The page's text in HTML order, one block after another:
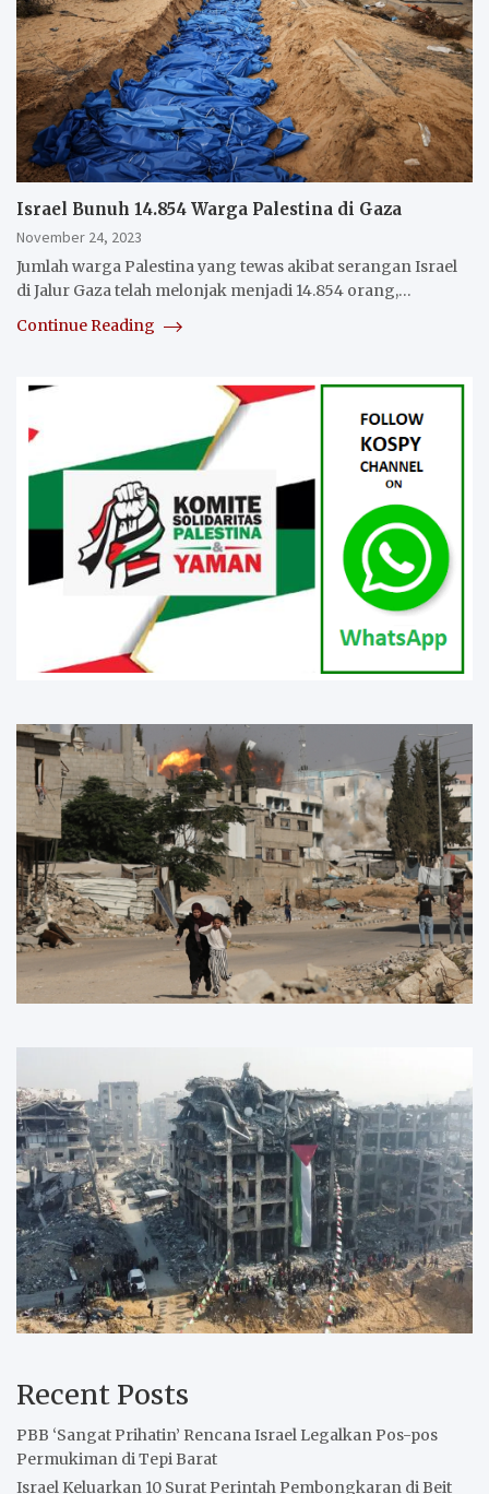
Israel Bunuh 14.854 Warga Palestina di Gaza
November 24, 2023
Jumlah warga Palestina yang tewas akibat serangan Israel
di Jalur Gaza telah melonjak menjadi 14.854 orang,…
Continue Reading
Recent Posts
PBB ‘Sangat Prihatin’ Rencana Israel Legalkan Pos-pos
Permukiman di Tepi Barat
Israel Keluarkan 10 Surat Perintah Pembongkaran di Beit